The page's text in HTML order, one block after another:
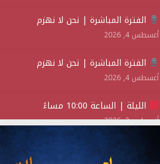
الفترة المباشرة | نحن لا نهزم
أغسطس 4, 2026
الفترة المباشرة | نحن لا نهزم
أغسطس 4, 2026
الليلة | الساعة 10:00 مساءً
أغسطس 2, 2026
تستمعون لبرنامج (حدث في مثل هذا اليوم)